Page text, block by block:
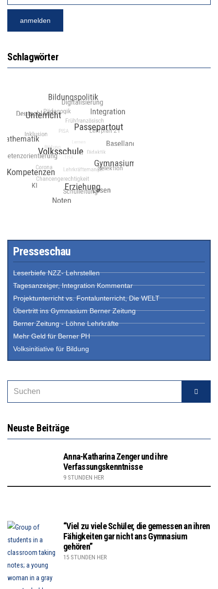
Schlagwörter
Presseschau
Leserbiefe NZZ- Lehrstellen
Tagesanzeiger, Integration Kommentar
Projektunterricht vs. Fontalunterricht, Die WELT
Übertritt ins Gymnasium Berner Zeitung
Berner Zeitung - Löhne Lehrkräfte
Mehr Geld für Berner PH
Volksinitiative für Bildung
Neuste Beiträge
Anna-Katharina Zenger und ihre
Verfassungskenntnisse
9 STUNDEN HER
“Viel zu viele Schüler, die gemessen an ihren
Fähigkeiten gar nicht ans Gymnasium
gehören”
15 STUNDEN HER